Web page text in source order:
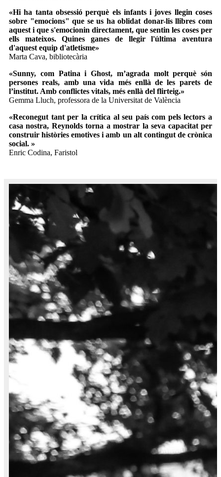
«Hi ha tanta obsessió perquè els infants i joves llegin coses
sobre "emocions" que se us ha oblidat donar-lis llibres com
aquest i que s'emocionin directament, que sentin les coses per
ells mateixos. Quines ganes de llegir l'última aventura
d'aquest equip d'atletisme»
Marta Cava, bibliotecària
«Sunny, com Patina i Ghost, m’agrada molt perquè són
persones reals, amb una vida més enllà de les parets de
l’institut. Amb conflictes vitals, més enllà del flirteig.»
Gemma Lluch, professora de la Universitat de València
«Reconegut tant per la crítica al seu país com pels lectors a
casa nostra, Reynolds torna a mostrar la seva capacitat per
construir històries emotives i amb un alt contingut de crònica
social. »
Enric Codina, Faristol